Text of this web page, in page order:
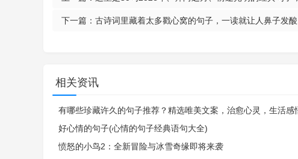
下一篇： 古诗词里藏着太多戳心窝的句子，一读就让人鼻子发
相关资讯
有哪些珍藏许久的句子推荐？精选唯美文案，治愈心灵，生活
好心情的句子(心情的句子经典语句大全)
愤怒的小鸟2：全新冒险与冰雪奇缘即将来袭